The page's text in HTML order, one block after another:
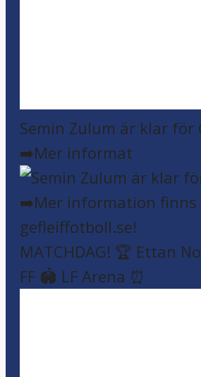
Semin Zulum är klar för
➡️Mer informat
MATCHDAG! 🏆 Ettan
FF 🏟️ LF Arena ⏰